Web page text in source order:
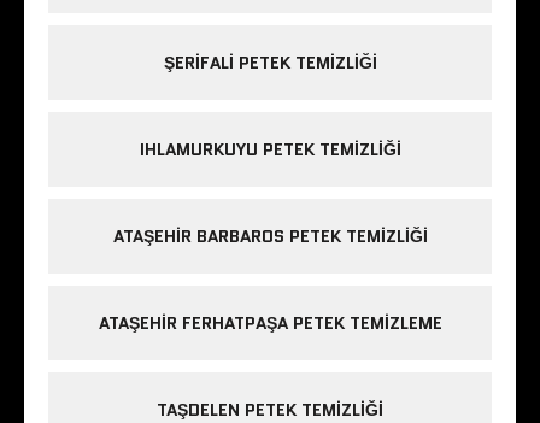
ŞERIFALI PETEK TEMIZLIĞI
IHLAMURKUYU PETEK TEMIZLIĞI
ATAŞEHIR BARBAROS PETEK TEMIZLIĞI
ATAŞEHIR FERHATPAŞA PETEK TEMIZLEME
TAŞDELEN PETEK TEMIZLIĞI